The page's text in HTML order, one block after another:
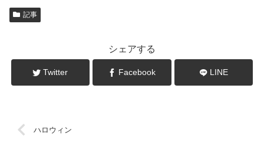
記事
シェアする
Twitter Facebook LINE
ハロウィン